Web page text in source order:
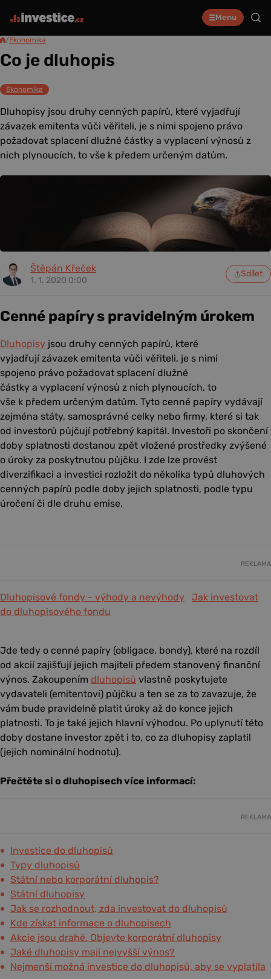
Menu
/Ekonomika
Co je dluhopis
Ekonomika
Dluhopisy jsou druhy cenných papírů, které vyjadřují
závazek emitenta vůči věřiteli, je s nimi spojeno právo
požadovat splacení dlužné částky a vyplacení výnosů z
nich plynoucích, to vše k předem určeným datům.
Štěpán Křeček
1. 1. 2020 0:00
Sdílet
Cenné papíry s pravidelným úrokem
Dluhopisy jsou druhy cenných papírů, které
vyjadřují závazek emitenta vůči věřiteli, je s nimi
spojeno právo požadovat splacení dlužné
částky a vyplacení výnosů z nich plynoucích, to
vše k předem určeným datům. Tyto cenné papíry vydávají
zejména státy, samosprávné celky nebo firmy, které si tak
od investorů půjčují potřebný kapitál. Investoři po skončení
doby splatnosti dostanou zpět vložené prostředky zvýšené
o úroky za poskytnutou půjčku. I zde lze provést
diverzifikaci a investici rozložit do několika typů dluhových
cenných papírů podle doby jejich splatnosti, podle typu
úročení či dle druhu emise.
REKLAMA
Dluhopisové fondy - výhody a nevýhody
Jak investovat
do dluhopisového fondu
Jde tedy o cenné papíry (obligace, bondy), které na rozdíl
od akcií zajišťují jejich majiteli předem stanovený finanční
výnos. Zakoupením dluhopisů vlastně poskytujete
vydavateli (emitentovi) půjčku a ten se za to zavazuje, že
vám bude pravidelně platit úroky až do konce jejich
platnosti. To je také jejich hlavní výhodou. Po uplynutí této
doby dostane investor zpět i to, co za dluhopisy zaplatil
(jejich nominální hodnotu).
Přečtěte si o dluhopisech více informací:
REKLAMA
Investice do dluhopisů
Typy dluhopisů
Státní nebo korporátní dluhopis?
Státní dluhopisy
Jak se rozhodnout, zda investovat do dluhopisů
Kde získat informace o dluhopisech
Akcie jsou drahé. Objevte korporátní dluhopisy
Jaké dluhopisy mají nejvyšší výnos?
Nejmenší možná investice do dluhopisů, aby se vyplatila